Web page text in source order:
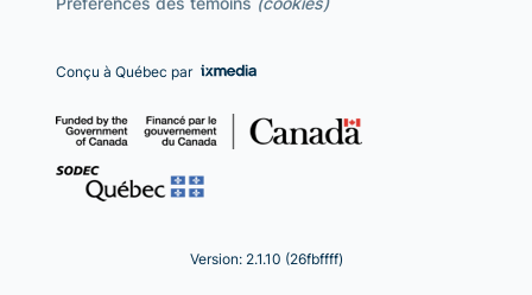
Conçu à Québec par
Version: 2.1.10 (26fbffff)